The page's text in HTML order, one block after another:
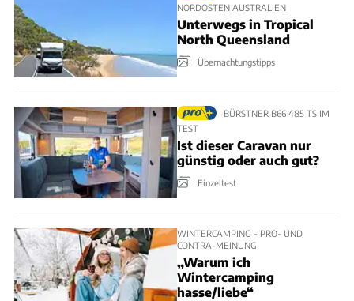
NORDOSTEN AUSTRALIEN
Unterwegs in Tropical
North Queensland
Übernachtungstipps
BÜRSTNER B66 485 TS IM
TEST
Ist dieser Caravan nur
günstig oder auch gut?
Einzeltest
WINTERCAMPING - PRO- UND
CONTRA-MEINUNG
„Warum ich
Wintercamping
hasse/liebe“